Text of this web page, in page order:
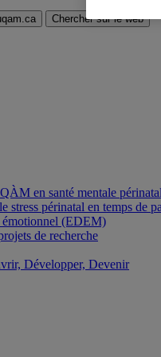
Chercher sur le web
en santé mentale
stress périnatal en temps de
émotionnel (EDEM)
de recherche
Développer, Devenir